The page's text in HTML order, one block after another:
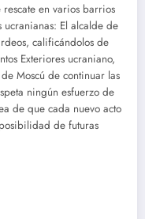
en varios barrios
ucranianas: El alcalde de
calificándolos de
Exteriores ucraniano,
Moscú de continuar las
ningún esfuerzo de
de que cada nuevo acto
de futuras